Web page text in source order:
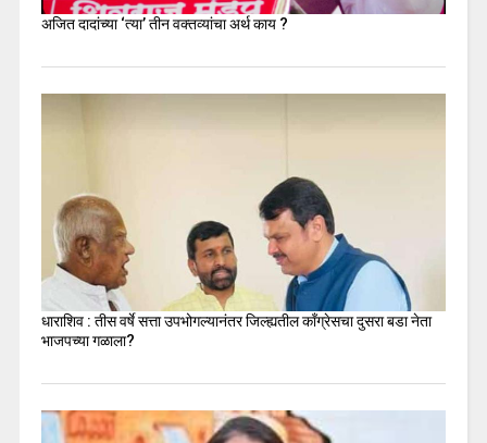
अजित दादांच्या ‘त्या’ तीन वक्तव्यांचा अर्थ काय ?
धाराशिव : तीस वर्षे सत्ता उपभोगल्यानंतर जिल्ह्यतील कॉंग्रेसचा दुसरा बडा नेता
भाजपच्या गळाला?